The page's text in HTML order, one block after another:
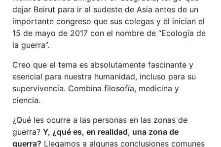
dejar Beirut para ir al sudeste de Asia antes de un
importante congreso que sus colegas y él inician el
15 de mayo de 2017 con el nombre de “Ecología de
la guerra”.
Creo que el tema es absolutamente fascinante y
esencial para nuestra humanidad, incluso para su
supervivencia. Combina filosofía, medicina y
ciencia.
¿Qué les ocurre a las personas en las zonas de
guerra? Y, ¿qué es, en realidad, una zona de
guerra? Llegamos a algunas conclusiones comunes